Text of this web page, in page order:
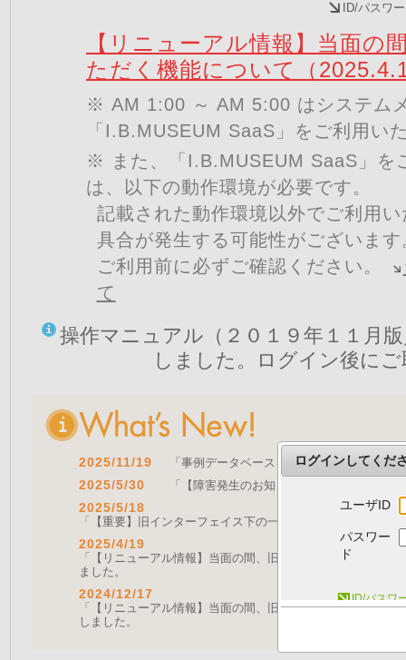
ID/パスワ
【リニューアル情報】当面の
ただく機能について（
※ AM 1:00 ～ AM 5:00 はシステム
「I.B.MUSEUM SaaS」をご利用い
※ また、「I.B.MUSEUM SaaS」を
は、以下の動作環境が必要です。
記載された動作環境以外でご利用
具合が発生する可能性がございます
ご利用前に必ずご確認ください。
て
操作マニュアル（２０１９年１１月
しました。ログイン後に
2025/11/19 「事例データベースを公開しました」 をア
2025/5/30 「【障害発生のお知らせ｜復旧済み】Web
2025/5/18
「【重要】旧インターフェイス下の一部機能の停止につい
2025/4/19
「【リニューアル情報】当面の間、旧画面をご利用いただ
ました。
2024/12/17
「【リニューアル情報】当面の間、旧画面をご利用いただ
しました。
ログインしてくだ
ユーザID
パスワー
ド
ID/パスワ